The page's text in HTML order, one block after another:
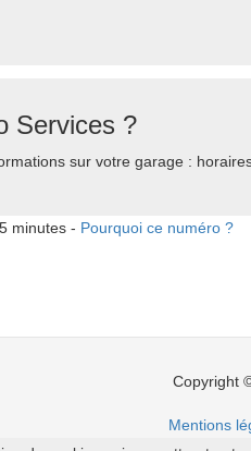
Services ?
sur votre garage :
minutes - Pourquoi ce numéro ?
Copyright
Mentions